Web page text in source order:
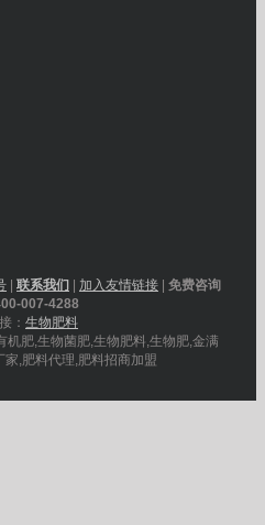
| 联系我们 | 加入友情链接 | 免费咨询
007-4288
： 生物肥料
机肥,生物菌肥,生物肥料,生物肥,金满
家,肥料代理,肥料招商加盟